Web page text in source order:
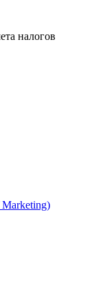
налогов
Marketing)